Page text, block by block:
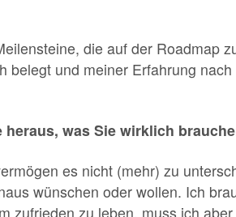
die auf der Roadmap
belegt und meiner Erfahrung
heraus, was Sie wirklich
es nicht (mehr) zu
wünschen oder wollen. Ich
zufrieden zu leben, muss ich